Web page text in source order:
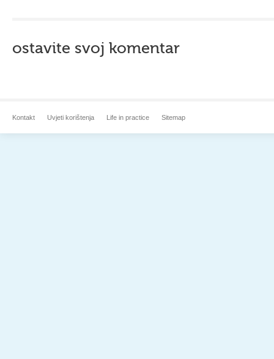
ostavite svoj komentar
Kontakt Uvjeti korištenja Life in practice Sitemap